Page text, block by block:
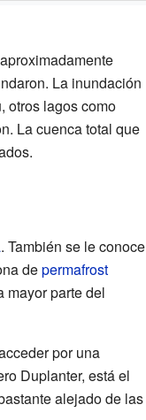
La inundación
otros lagos como
La cuenca total que
. También se le conoce
depermafrost
mayor parte del
por una
Duplanter, está el
alejado de las